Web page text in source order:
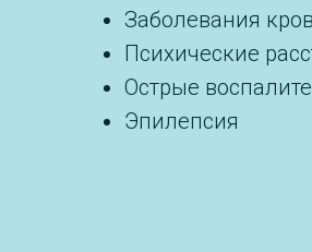
Заболевания
Психические
Острые
Эпилепсия